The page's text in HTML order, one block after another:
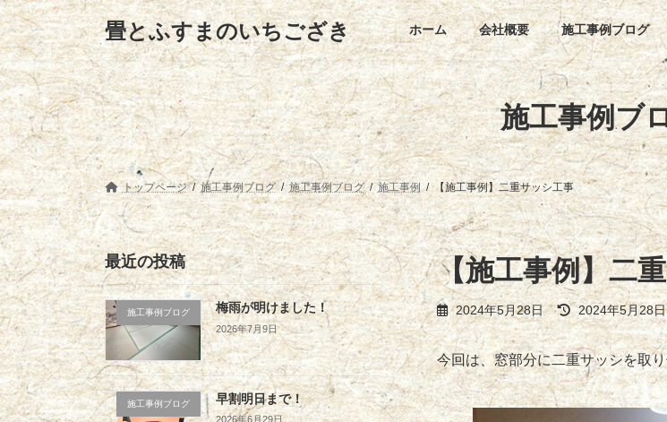
コ
ン
テ
ン
ツ
へ
ス
キ
ッ
プ
ナ
ビ
ゲ
ー
シ
ョ
ン
に
移
動
畳とふすまのいちござき ホーム 会社概要 施工事例ブログ
施工事例ブ
トップページ 施工事例ブログ 施工事例ブログ 施工事例 【施工事例】二重サッシ工事
【施工事例】二
2024年5月28日
最
終
更
新
日
時
:
2024年5月28日
今回は、窓部分に二重サッシを取
最近の投稿
施工事例ブログ 梅雨が明けました！
2026年7月9日
施工事例ブログ 早割明日まで！
2026年6月29日